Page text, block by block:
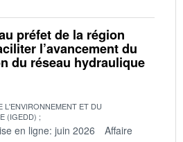
préfet de la région
l’avancement du
du réseau hydraulique
L'ENVIRONNEMENT ET DU
(IGEDD)
en ligne: juin 2026
Affaire